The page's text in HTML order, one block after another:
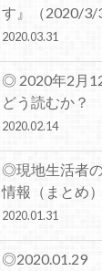
す』（2020/3/
2020.03.31
◎ 2020年2月
どう読むか？
2020.02.14
◎現地生活者
情報（まとめ）
2020.01.31
◎2020.01.29